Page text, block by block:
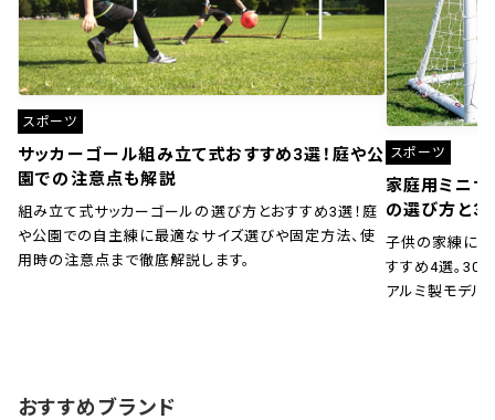
スポーツ
サッカーゴール組み立て式おすすめ3選！庭や公
園での注意点も解説
組み立て式サッカーゴールの選び方とおすすめ3選！庭
や公園での自主練に最適なサイズ選びや固定方法、使
用時の注意点まで徹底解説します。
スポーツ
家庭用ミニサ
の選び方と
子供の家練に！
すすめ4選。30
アルミ製モデル
おすすめブランド